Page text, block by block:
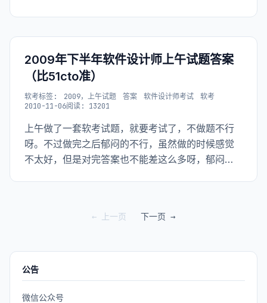
2009年下半年软件设计师上午试题答案
（比51cto准）
软考标签: 2009，上午试题 答案 软件设计师考试
软考
2010-11-06阅读: 13201
上午做了一套软考试题，就要考试了，不做题不行
呀。不过做完之后郁闷的不行，虽然做的时候感觉
不太好，但是对完答案也不能差这么多呀，郁闷
答案（纸质的），希赛
← 上一页 下一页 →
公告
微信公众号